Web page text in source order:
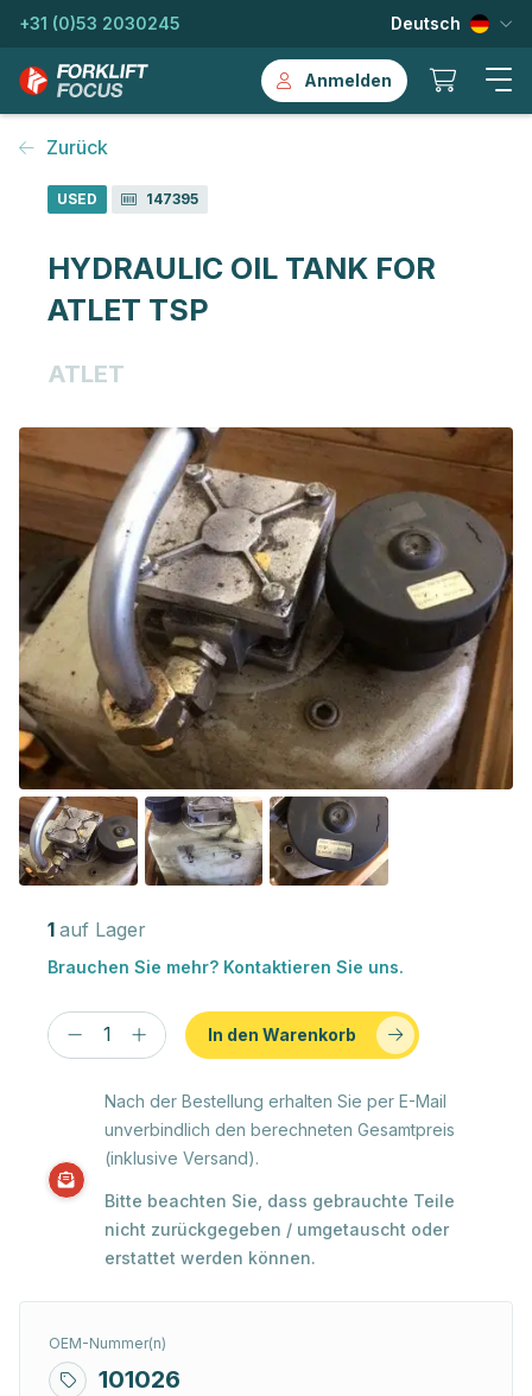
+31 (0)53 2030245 Deutsch
Anmelden
Zurück
USED 147395
HYDRAULIC OIL TANK FOR
ATLET TSP
ATLET
1 auf Lager
Brauchen Sie mehr? Kontaktieren Sie uns.
In den Warenkorb
Nach der Bestellung erhalten Sie per E-Mail
unverbindlich den berechneten Gesamtpreis
(inklusive Versand).
Bitte beachten Sie, dass gebrauchte Teile
nicht zurückgegeben / umgetauscht oder
erstattet werden können.
OEM-Nummer(n)
101026